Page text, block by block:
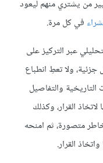
من يشتري منهم ليعود
في كل مرة.
عبر التركيز على
ولا تعطِ انطباع
التاريخية والتفاصيل
القرار، وكذلك
متصورة، ثم امنحه
القرار.